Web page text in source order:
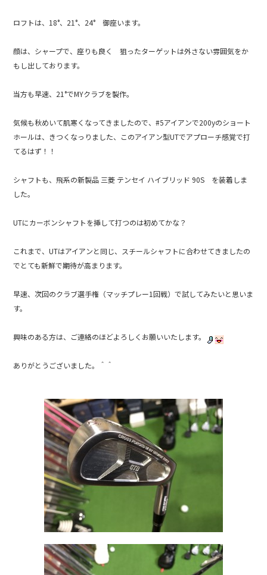
o
k
ロフトは、18°、21°、24° 御座います。
顔は、シャープで、座りも良く 狙ったターゲットは外さない雰囲気をか
もし出しております。
当方も早速、21°でMYクラブを製作。
気候も秋めいて肌寒くなってきましたので、#5アイアンで200yのショート
ホールは、きつくなっりました、このアイアン型UTでアプローチ感覚で打
てるはず！！
シャフトも、飛系の新製品 三菱 テンセイ ハイブリッド 90S を装着しま
した。
UTにカーボンシャフトを挿して打つのは初めてかな？
これまで、UTはアイアンと同じ、スチールシャフトに合わせてきましたの
でとても新鮮で期待が高まります。
早速、次回のクラブ選手権（マッチプレー1回戦）で試してみたいと思いま
す。
興味のある方は、ご連絡のほどよろしくお願いいたします。
ありがとうございました。＾＾